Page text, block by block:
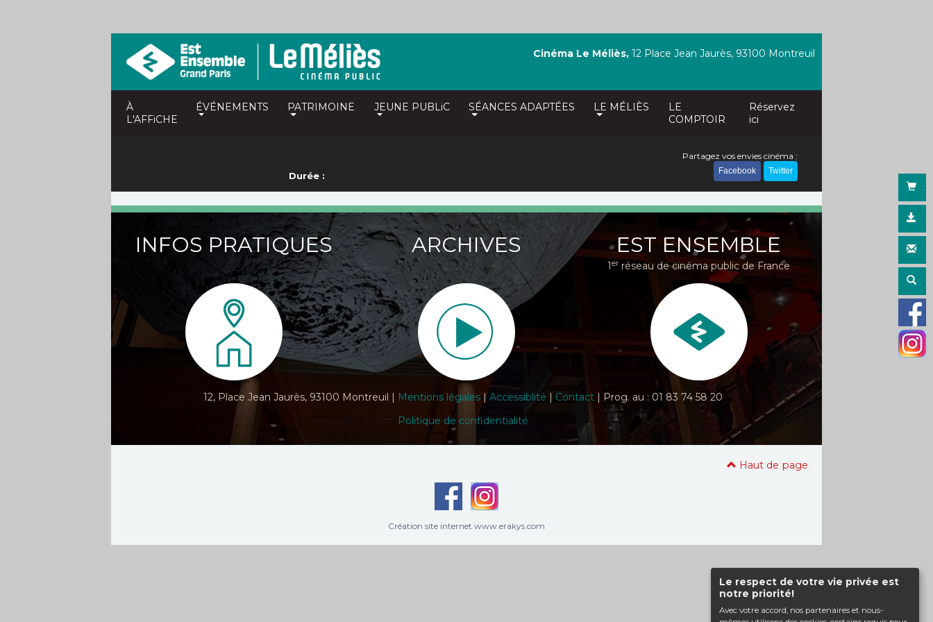
Le respect de votre vie privée est
notre priorité!
Avec votre accord, nos partenaires et nous-
À
L'AFFiCHE
ÉVÉNEMENTS PATRIMOINE JEUNE PUBLiC SÉANCES ADAPTÉES LE MÉLIÈS
LE
COMPTOIR
Réservez
ici
Cinéma Le Méliès, 12 Place Jean Jaurès, 93100 Montreuil
Durée :
Partagez vos envies cinéma :
Facebook Twitter
INFOS PRATIQUES ARCHIVES EST ENSEMBLE
1er réseau de cinéma public de France
12, Place Jean Jaurès, 93100 Montreuil | Mentions légales | Accessiblité | Contact | Prog. au : 01 83 74 58 20
Politique de confidentialité
Haut de page
Création site internet www.erakys.com